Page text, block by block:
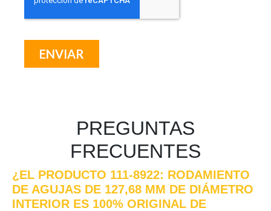
PREGUNTAS
FRECUENTES
¿EL PRODUCTO 111-8922: RODAMIENTO
DE AGUJAS DE 127,68 MM DE DIÁMETRO
INTERIOR ES 100% ORIGINAL DE